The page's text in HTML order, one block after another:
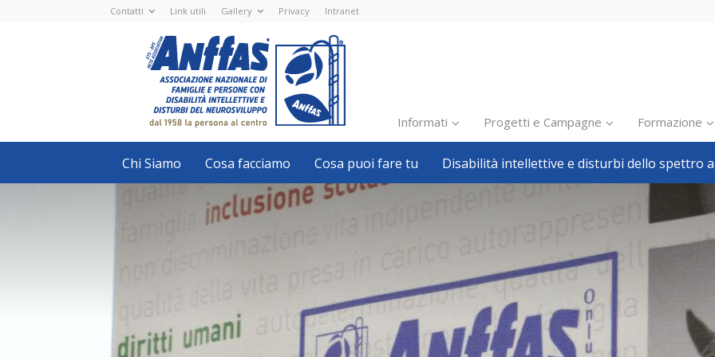
Contatti Link utili Gallery Privacy Intranet
Nazionale
ETS
-
APS
Associazione
Nazionale
di
Famiglie
e
con
disabilità
intellettive
neurosviluppo
Informati
Inclusione scolastica
Inclusione lavorativa
Politiche sociali
Pillole
Formazione
Avvisi, bandi
Welfare locale
Progetti e Campagne Formazione
Chi Siamo Cosa facciamo Cosa puoi fare tu Disabilità intellettive e disturbi dello spettro